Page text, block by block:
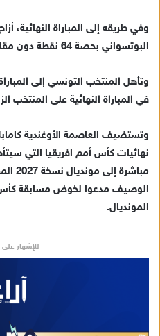
و
وفي طريقه إلى المباراة النهائية،
البوتسواني بحصة 64 نقطة دون مقابل.
وتأهل المنتخب التونسي إلى
في المباراة النهائية على المنتخب الزامبي
وتستضيف العاصمة الأوغندية
نهائيات كأس أمم افريقيا التي
الوصيف مدعوا لخوض مسابقة كأس
المونديال.
للإشهار على